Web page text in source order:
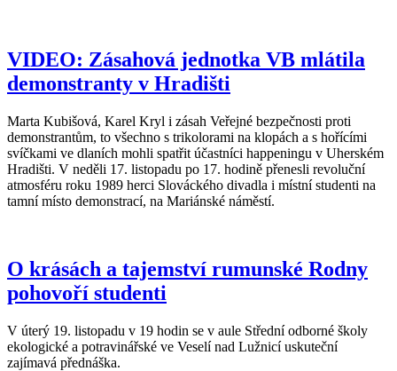
VIDEO: Zásahová jednotka VB mlátila
demonstranty v Hradišti
Marta Kubišová, Karel Kryl i zásah Veřejné bezpečnosti proti
demonstrantům, to všechno s trikolorami na klopách a s hořícími
svíčkami ve dlaních mohli spatřit účastníci happeningu v Uherském
Hradišti. V neděli 17. listopadu po 17. hodině přenesli revoluční
atmosféru roku 1989 herci Slováckého divadla i místní studenti na
tamní místo demonstrací, na Mariánské náměstí.
O krásách a tajemství rumunské Rodny
pohovoří studenti
V úterý 19. listopadu v 19 hodin se v aule Střední odborné školy
ekologické a potravinářské ve Veselí nad Lužnicí uskuteční
zajímavá přednáška.